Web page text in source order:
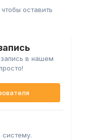
оставить
в нашем
систему.